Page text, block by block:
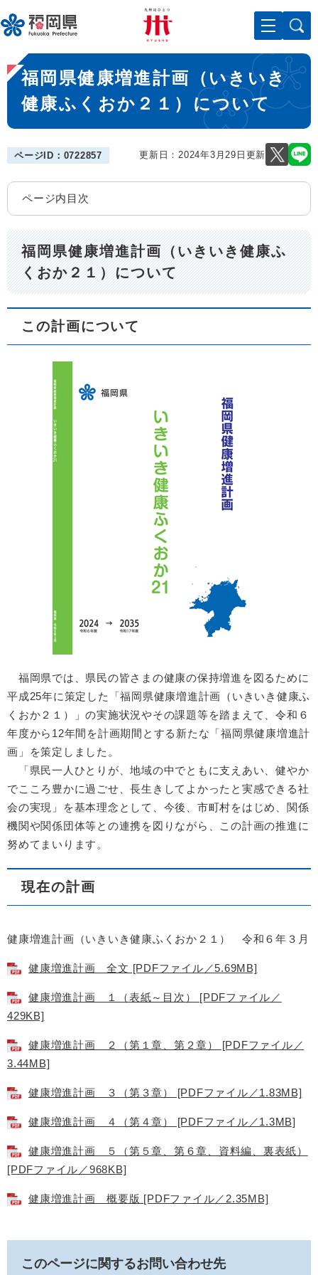
ー
ジ
先
頭
。
メニューを飛ばして本文へ
本
文
福岡県健康増進計画（いきいき
健康ふくおか２１）について
ページID：0722857 更新日：2024年3月29日更新
ページ内目次
福岡県健康増進計画（いきいき健康ふ
くおか２１）について
この計画について
福岡県では、県民の皆さまの健康の保持増進を図るために
平成25年に策定した「福岡県健康増進計画（いきいき健康ふ
くおか２１）」の実施状況やその課題等を踏まえて、令和６
年度から12年間を計画期間とする新たな「福岡県健康増進計
画」を策定しました。
「県民一人ひとりが、地域の中でともに支えあい、健やか
でこころ豊かに過ごせ、長生きしてよかったと実感できる社
会の実現」を基本理念として、今後、市町村をはじめ、関係
機関や関係団体等との連携を図りながら、この計画の推進に
努めてまいります。
現在の計画
健康増進計画（いきいき健康ふくおか２１） 令和６年３月
健康増進計画 全文 [PDFファイル／5.69MB]
健康増進計画 １（表紙～目次） [PDFファイル／
429KB]
健康増進計画 ２（第１章、第２章） [PDFファイル／
3.44MB]
健康増進計画 ３（第３章） [PDFファイル／1.83MB]
健康増進計画 ４（第４章） [PDFファイル／1.3MB]
健康増進計画 ５（第５章、第６章、資料編、裏表紙）
[PDFファイル／968KB]
健康増進計画 概要版 [PDFファイル／2.35MB]
このページに関するお問い合わせ先